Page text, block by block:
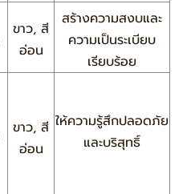
ขาว, สี
อ่อน
สร้างความสงบและ
ความเป็นระเบียบ
เรียบร้อย
ขาว, สี
อ่อน
ให้ความรู้สึกปลอดภัย
และบริสุทธิ์